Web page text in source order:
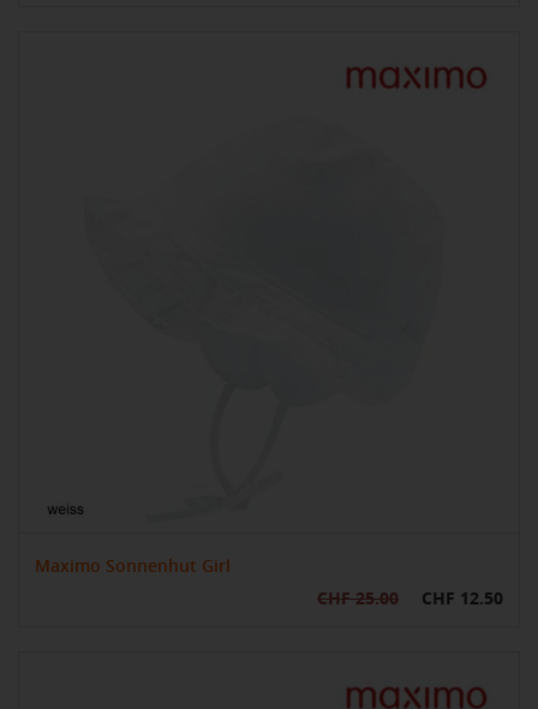
Maximo Sonnenhut Girl
CHF 25.00
CHF 12.50